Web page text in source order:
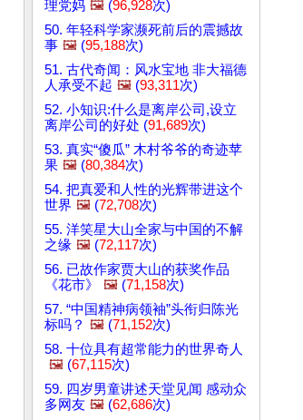
理党妈 🖼️ (96,928次)
50. 年轻科学家濒死前后的震撼故
事 🖼️ (95,188次)
51. 古代奇闻：风水宝地 非大福德
人承受不起 🖼️ (93,311次)
52. 小知识:什么是离岸公司,设立
离岸公司的好处 (91,689次)
53. 真实“傻瓜” 木村爷爷的奇迹苹
果 🖼️ (80,384次)
54. 把真爱和人性的光辉带进这个
世界 🖼️ (72,708次)
55. 洋笑星大山全家与中国的不解
之缘 🖼️ (72,117次)
56. 已故作家贾大山的获奖作品
《花市》
🖼️ (71,158次)
57. “中国精神病领袖”头衔归陈光
标吗？ 🖼️ (71,152次)
58. 十位具有超常能力的世界奇人
🖼️ (67,115次)
59. 四岁男童讲述天堂见闻 感动众
多网友 🖼️ (62,686次)